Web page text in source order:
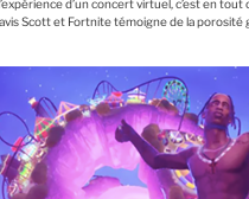
d’un concert virtuel, c’est en
Scott et Fortnite témoigne de la